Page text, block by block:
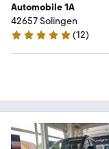
Automobile 1A
42657 Solingen
5 Sterne
(12)